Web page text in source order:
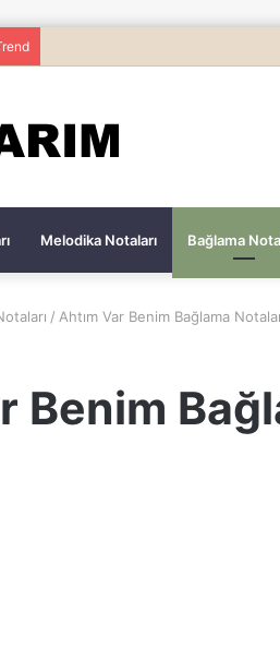
Melodika Notaları Bağlama
/ Ahtım Var Benim Bağlama
Benim